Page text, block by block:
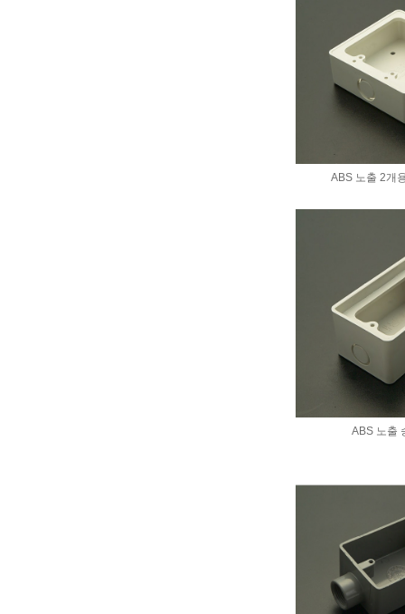
ABS 노출 2개
ABS 노출